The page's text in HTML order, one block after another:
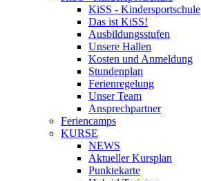
KiSS - Kindersportschule
Das ist KiSS!
Ausbildungsstufen
Unsere Hallen
Kosten und Anmeldung
Stundenplan
Ferienregelung
Unser Team
Ansprechpartner
Feriencamps
KURSE
NEWS
Aktueller Kursplan
Punktekarte